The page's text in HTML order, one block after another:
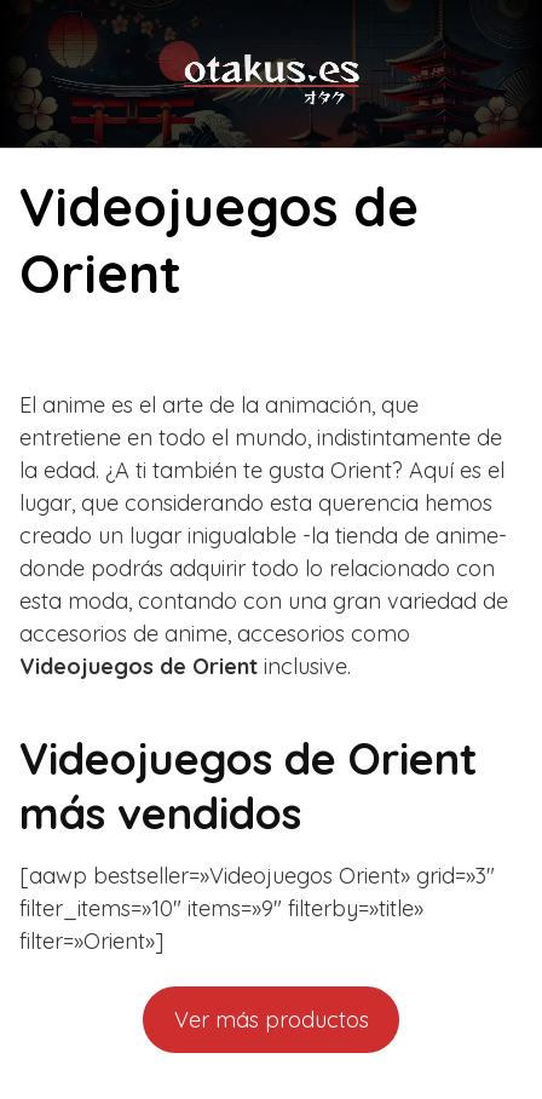
content
Videojuegos de
Orient
El anime es el arte de la animación, que
entretiene en todo el mundo, indistintamente de
la edad. ¿A ti también te gusta Orient? Aquí es el
lugar, que considerando esta querencia hemos
creado un lugar inigualable -la tienda de anime-
donde podrás adquirir todo lo relacionado con
esta moda, contando con una gran variedad de
accesorios de anime, accesorios como
Videojuegos de Orient inclusive.
Videojuegos de Orient
más vendidos
[aawp bestseller=»Videojuegos Orient» grid=»3″
filter_items=»10″ items=»9″ filterby=»title»
filter=»Orient»]
Ver más productos